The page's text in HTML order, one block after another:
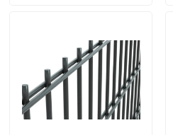
Videos
VR-Show